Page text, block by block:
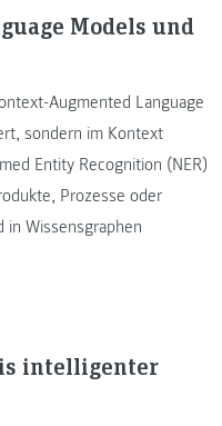
Models und
Augmented Language
sondern im Kontext
Entity Recognition (NER)
Prozesse oder
Wissensgraphen
intelligenter